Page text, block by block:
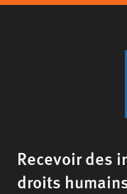
Recevoir des
droits